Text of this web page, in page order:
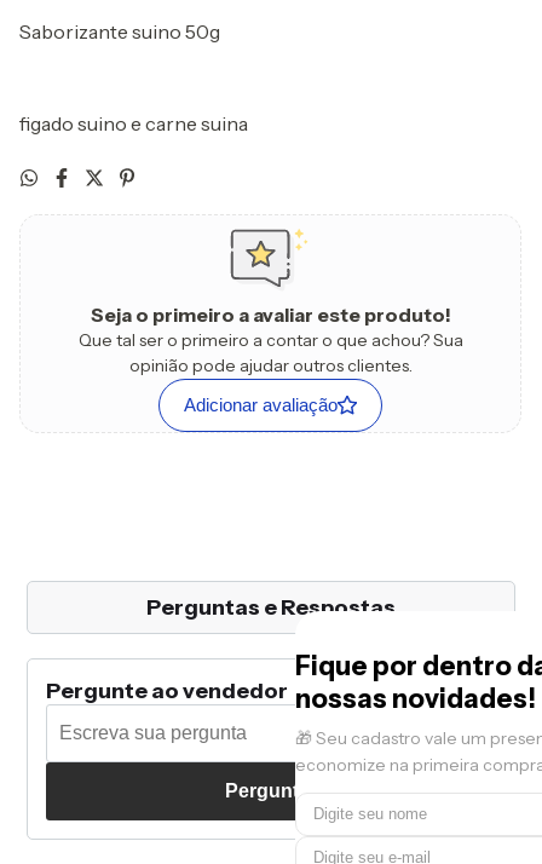
Fique por dentro
nossas novidades!
🎁 Seu cadastro vale um
economize na primeira
Saborizante suino 50g
figado suino e carne suina
Seja o primeiro a avaliar este produto!
Que tal ser o primeiro a contar o que achou? Sua
opinião pode ajudar outros clientes.
Adicionar avaliação
Perguntas e Respostas
Pergunte ao vendedor
Perguntar